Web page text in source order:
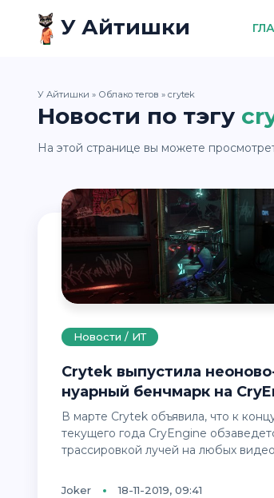
У Айтишки
У Айтишки » Облако тегов » crytek
Новости по тэгу
На этой странице вы можете
Новости / ИТ
Crytek выпустила неоново-
нуарный бенчмарк на
В марте Crytek объявила, что к концу
текущего года CryEngine
трассировкой лучей на любых
Joker 18-11-2019, 09:41